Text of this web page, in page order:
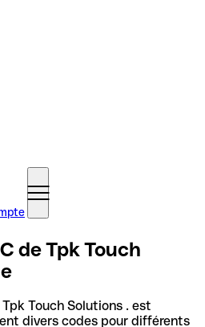
de Tpk Touch
Touch Solutions . est
divers codes pour différents